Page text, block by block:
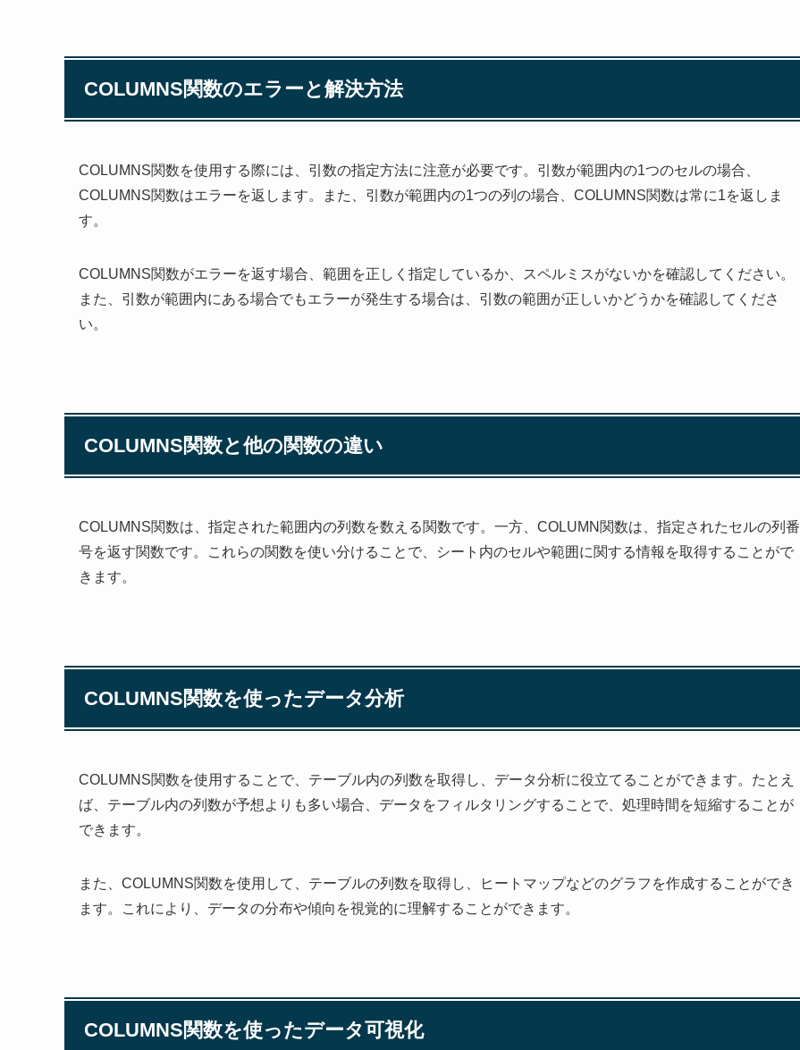
COLUMNS関数のエラーと解決方法
COLUMNS関数を使用する際には、引数の指定方法に注意が必要です。引数が範囲内の1つのセルの場合、
COLUMNS関数はエラーを返します。また、引数が範囲内の1つの列の場合、COLUMNS関数は常に1を返しま
す。
COLUMNS関数がエラーを返す場合、範囲を正しく指定しているか、スペルミスがないかを確認してください。
また、引数が範囲内にある場合でもエラーが発生する場合は、引数の範囲が正しいかどうかを確認してくださ
い。
COLUMNS関数と他の関数の違い
COLUMNS関数は、指定された範囲内の列数を数える関数です。一方、COLUMN関数は、指定されたセルの列番
号を返す関数です。これらの関数を使い分けることで、シート内のセルや範囲に関する情報を取得することがで
きます。
COLUMNS関数を使ったデータ分析
COLUMNS関数を使用することで、テーブル内の列数を取得し、データ分析に役立てることができます。たとえ
ば、テーブル内の列数が予想よりも多い場合、データをフィルタリングすることで、処理時間を短縮することが
できます。
また、COLUMNS関数を使用して、テーブルの列数を取得し、ヒートマップなどのグラフを作成することができ
ます。これにより、データの分布や傾向を視覚的に理解することができます。
COLUMNS関数を使ったデータ可視化